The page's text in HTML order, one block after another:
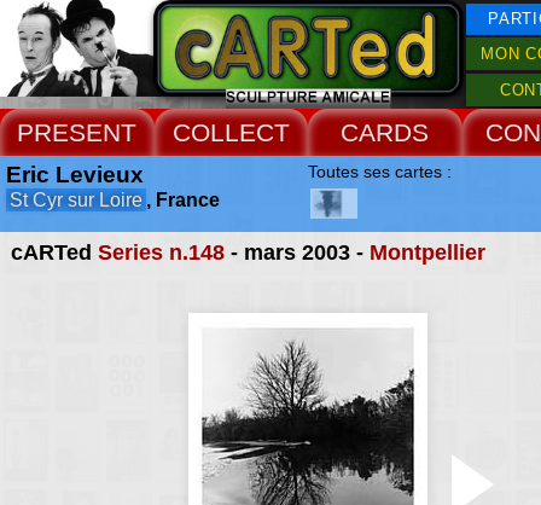
MON
PRESENT COLLECT CARDS
cARTed Series n.148- mars 2003 - Montpellier
Eric Levieux
St Cyr sur Loire , France
Toutes ses cartes :